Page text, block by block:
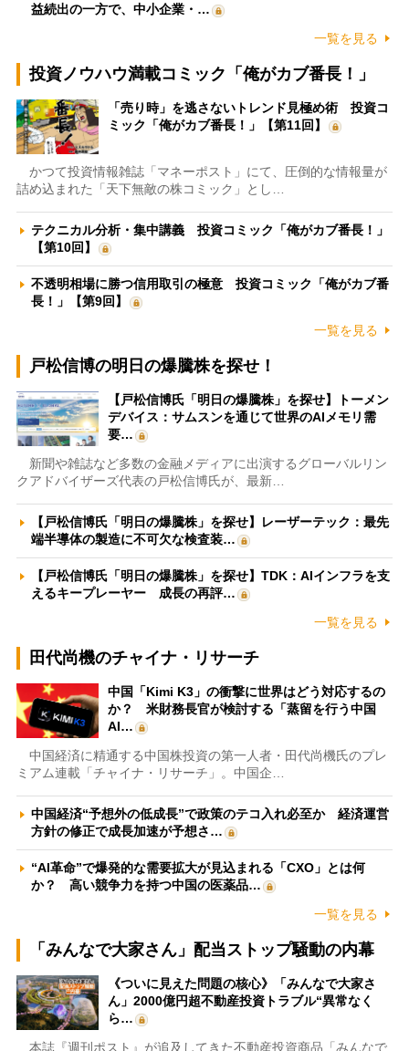
益続出の一方で、中小企業・…
一覧を見る
投資ノウハウ満載コミック「俺がカブ番長！」
「売り時」を逃さないトレンド見極め術 投資コ
ミック「俺がカブ番長！」【第11回】
かつて投資情報雑誌「マネーポスト」にて、圧倒的な情報量が
詰め込まれた「天下無敵の株コミック」とし…
テクニカル分析・集中講義 投資コミック「俺がカブ番長！」
【第10回】
不透明相場に勝つ信用取引の極意 投資コミック「俺がカブ番
長！」【第9回】
一覧を見る
戸松信博の明日の爆騰株を探せ！
【戸松信博氏「明日の爆騰株」を探せ】トーメン
デバイス：サムスンを通じて世界のAIメモリ需
要…
新聞や雑誌など多数の金融メディアに出演するグローバルリン
クアドバイザーズ代表の戸松信博氏が、最新…
【戸松信博氏「明日の爆騰株」を探せ】レーザーテック：最先
端半導体の製造に不可欠な検査装…
【戸松信博氏「明日の爆騰株」を探せ】TDK：AIインフラを支
えるキープレーヤー 成長の再評…
一覧を見る
田代尚機のチャイナ・リサーチ
中国「Kimi K3」の衝撃に世界はどう対応するの
か？ 米財務長官が検討する「蒸留を行う中国
AI…
中国経済に精通する中国株投資の第一人者・田代尚機氏のプレ
ミアム連載「チャイナ・リサーチ」。中国企…
中国経済“予想外の低成長”で政策のテコ入れ必至か 経済運営
方針の修正で成長加速が予想さ…
“AI革命”で爆発的な需要拡大が見込まれる「CXO」とは何
か？ 高い競争力を持つ中国の医薬品…
一覧を見る
「みんなで大家さん」配当ストップ騒動の内幕
《ついに見えた問題の核心》「みんなで大家さ
ん」2000億円超不動産投資トラブル“異常なく
ら…
本誌『週刊ポスト』が追及してきた不動産投資商品「みんなで